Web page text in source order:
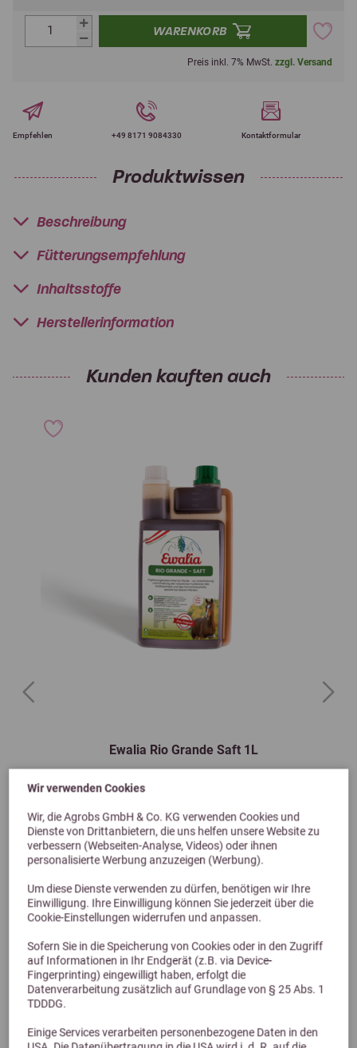
Wir verwenden Cookies
Wir, die Agrobs GmbH & Co. KG verwenden Cookies und
Dienste von Drittanbietern, die uns helfen unsere Website zu
verbessern (Webseiten-Analyse, Videos) oder ihnen
personalisierte Werbung anzuzeigen (Werbung).
Um diese Dienste verwenden zu dürfen, benötigen wir Ihre
Einwilligung. Ihre Einwilligung können Sie jederzeit über die
Cookie-Einstellungen widerrufen und anpassen.
Sofern Sie in die Speicherung von Cookies oder in den Zugriff
auf Informationen in Ihr Endgerät (z.B. via Device-
Fingerprinting) eingewilligt haben, erfolgt die
Datenverarbeitung zusätzlich auf Grundlage von § 25 Abs. 1
TDDDG.
Einige Services verarbeiten personenbezogene Daten in den
WARENKORB
Preis inkl. 7% MwSt. zzgl. Versand
Empfehlen +49 8171 9084330 Kontaktformular
Produktwissen
Beschreibung
Fütterungsempfehlung
Inhaltsstoffe
Herstellerinformation
Kunden kauften auch
Ewalia Rio Grande Saft 1L
Previous Next
Alternative Produkte